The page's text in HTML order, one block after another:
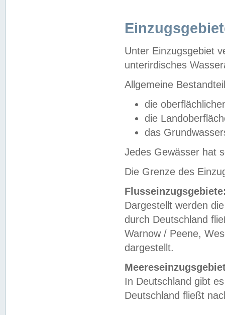
Unter Einzugsgebiet
unterirdisches
Allgemeine
die
die
das
Jedes Gewässer hat
Die Grenze des
Dargestellt werden
durch Deutschland
Warnow / Peene,
dargestellt.
In Deutschland gibt
Deutschland fließt